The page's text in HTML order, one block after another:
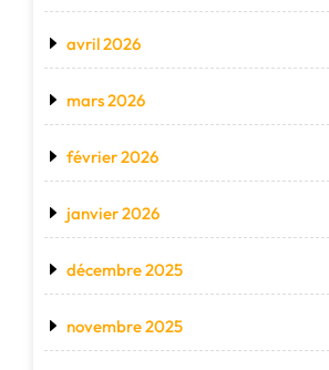
avril 2026
mars 2026
février 2026
janvier 2026
décembre 2025
novembre 2025